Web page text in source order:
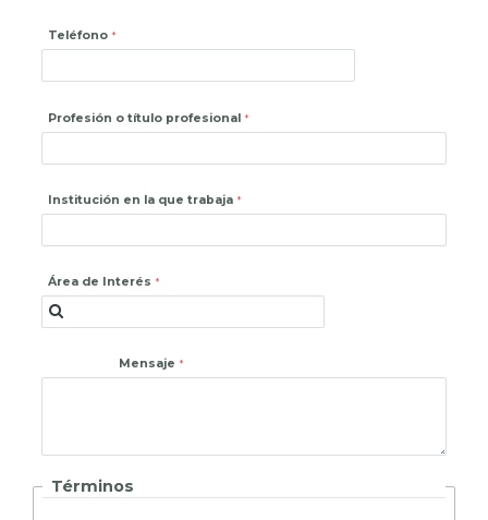
Teléfono
Profesión o título profesional
Institución en la que trabaja
Área de Interés
Mensaje
Términos